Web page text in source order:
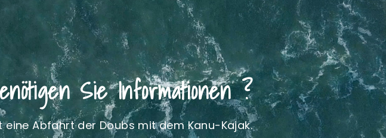
Sie Informationen ?
eine Abfahrt der Doubs mit dem Kanu-Kajak.